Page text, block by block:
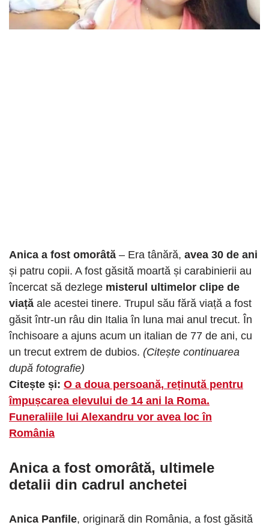
Anica a fost omorâtă – Era tânără, avea 30 de ani
și patru copii. A fost găsită moartă și carabinierii au
încercat să dezlege misterul ultimelor clipe de
viață ale acestei tinere. Trupul său fără viață a fost
găsit într-un râu din Italia în luna mai anul trecut. În
închisoare a ajuns acum un italian de 77 de ani, cu
un trecut extrem de dubios. (Citește continuarea
după fotografie)
Citește și: O a doua persoană, reținută pentru
împușcarea elevului de 14 ani la Roma.
Funeraliile lui Alexandru vor avea loc în
România
Anica a fost omorâtă, ultimele
detalii din cadrul anchetei
Anica Panfile, originară din România, a fost găsită